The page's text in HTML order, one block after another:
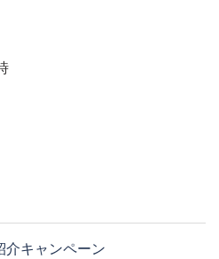
介キャンペーン